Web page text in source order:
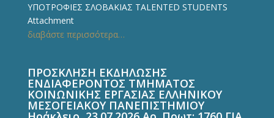
ΥΠΟΤΡΟΦΙΕΣ ΣΛΟΒΑΚΙΑΣ TALENTED STUDENTS
Attachment
διαβάστε περισσότερα…
ΠΡΟΣΚΛΗΣΗ ΕΚΔΗΛΩΣΗΣ
ΕΝΔΙΑΦΕΡΟΝΤΟΣ ΤΜΗΜΑΤΟΣ
ΚΟΙΝΩΝΙΚΗΣ ΕΡΓΑΣΙΑΣ ΕΛΛΗΝΙΚΟΥ
ΜΕΣΟΓΕΙΑΚΟΥ ΠΑΝΕΠΙΣΤΗΜΙΟΥ